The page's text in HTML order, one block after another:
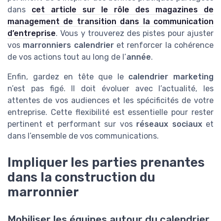
dans cet article sur le rôle des magazines de
management de transition dans la communication
d’entreprise. Vous y trouverez des pistes pour ajuster
vos marronniers calendrieret renforcer la cohérence
de vos actions tout au long de l’année.
Enfin, gardez en tête que le calendrier marketing
n’est pas figé. Il doit évoluer avec l’actualité, les
attentes de vos audiences et les spécificités de votre
entreprise. Cette flexibilité est essentielle pour rester
pertinent et performant sur vos réseaux sociauxet
dans l’ensemble de vos communications.
Impliquer les parties prenantes
dans la construction du
marronnier